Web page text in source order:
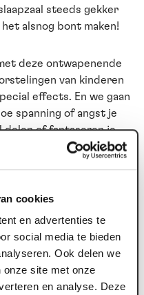
cookies
en advertenties te
social media te bieden
Ook delen we
onze site met onze
en analyse. Deze
steeds gekker
alsnog bont maken!
deze ontwapenende
van kinderen
effects. En we gaan
spanning of angst je
delen of fantaseren je
van stoom
en na de voorstelling
openbaar vervoer naar